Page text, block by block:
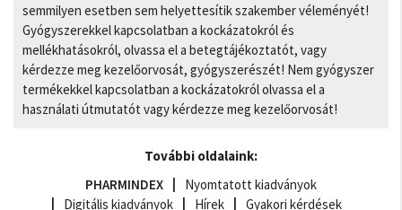
semmilyen esetben sem helyettesítik szakember véleményét!
Gyógyszerekkel kapcsolatban a kockázatokról és
mellékhatásokról, olvassa el a betegtájékoztatót, vagy
kérdezze meg kezelőorvosát, gyógyszerészét! Nem gyógyszer
termékekkel kapcsolatban a kockázatokról olvassa el a
használati útmutatót vagy kérdezze meg kezelőorvosát!
További oldalaink:
PHARMINDEX
Nyomtatott kiadványok
Digitális kiadványok
Hírek Gyakori kérdések